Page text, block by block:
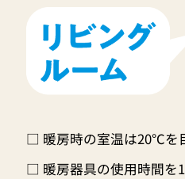
□ 暖房時の室温は20℃を
□ 暖房器具の使用時間を